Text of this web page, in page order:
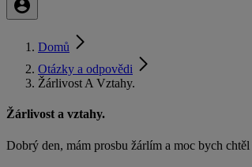
Domů
Otázky a odpovědi
Žárlivost A Vztahy.
Žárlivost a vztahy.
Dobrý den, mám prosbu žárlím a moc bych